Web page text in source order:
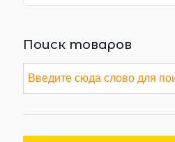
Поиск товаров